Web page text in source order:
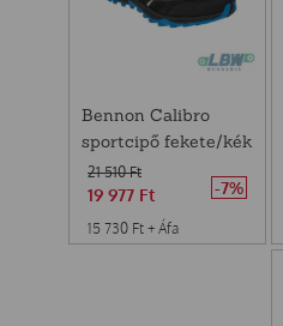
Bennon Calibro
sportcipő fekete/kék
36
21 510Ft
19 977 Ft
15 730 Ft + Áfa
-7%